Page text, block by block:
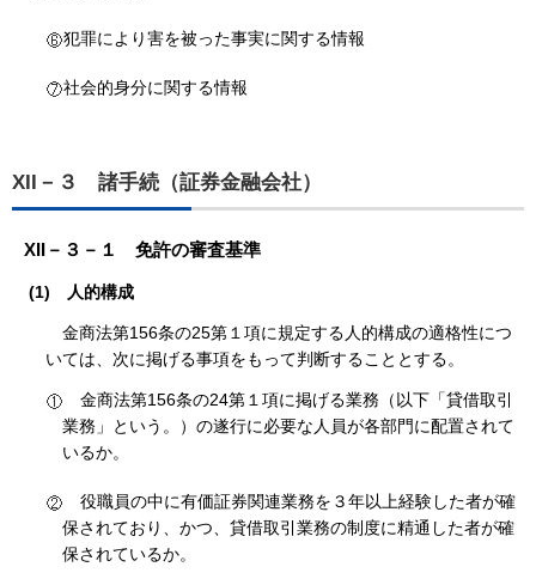
犯罪により害を被った事実に関する情報
社会的身分に関する情報
XII－３ 諸手続（証券金融会社）
XII－３－１ 免許の審査基準
(1) 人的構成
金商法第156条の25第１項に規定する人的構成の適格性につ
いては、次に掲げる事項をもって判断することとする。
金商法第156条の24第１項に掲げる業務（以下「貸借取引
業務」という。）の遂行に必要な人員が各部門に配置されて
いるか。
役職員の中に有価証券関連業務を３年以上経験した者が確
保されており、かつ、貸借取引業務の制度に精通した者が確
保されているか。